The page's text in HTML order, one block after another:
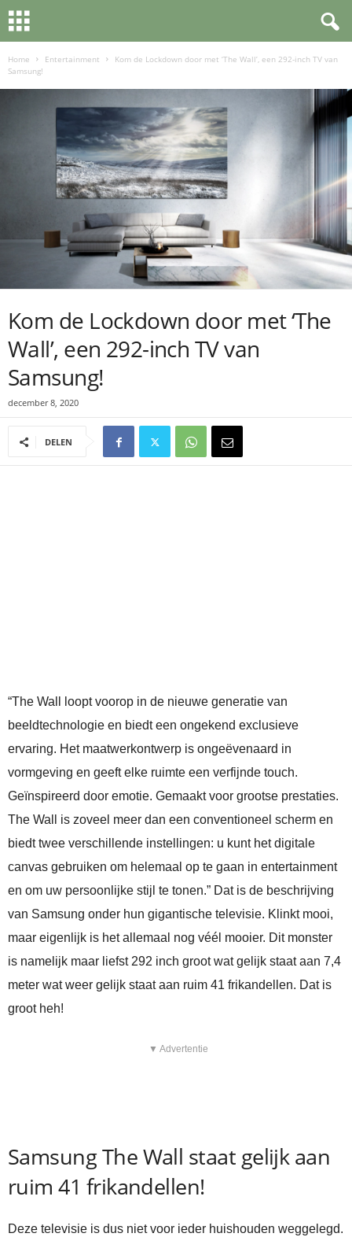
Home Entertainment
Kom de Lockdown door met ‘The Wall’, een 292-inch TV van
Samsung!
Kom de Lockdown door met ‘The
Wall’, een 292-inch TV van
Samsung!
december 8, 2020
DELEN
“The Wall loopt voorop in de nieuwe generatie van
beeldtechnologie en biedt een ongekend exclusieve
ervaring. Het maatwerkontwerp is ongeëvenaard in
vormgeving en geeft elke ruimte een verfijnde touch.
Geïnspireerd door emotie. Gemaakt voor grootse prestaties.
The Wall is zoveel meer dan een conventioneel scherm en
biedt twee verschillende instellingen: u kunt het digitale
canvas gebruiken om helemaal op te gaan in entertainment
en om uw persoonlijke stijl te tonen.” Dat is de beschrijving
van Samsung onder hun gigantische televisie. Klinkt mooi,
maar eigenlijk is het allemaal nog véél mooier. Dit monster
is namelijk maar liefst 292 inch groot wat gelijk staat aan 7,4
meter wat weer gelijk staat aan ruim 41 frikandellen. Dat is
groot heh!
▼ Advertentie
Samsung The Wall staat gelijk aan
ruim 41 frikandellen!
Deze televisie is dus niet voor ieder huishouden weggelegd.